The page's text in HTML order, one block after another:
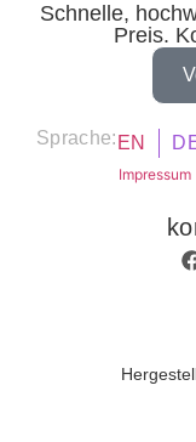
Schnelle,
Preis.
Sprache: EN
Impressum